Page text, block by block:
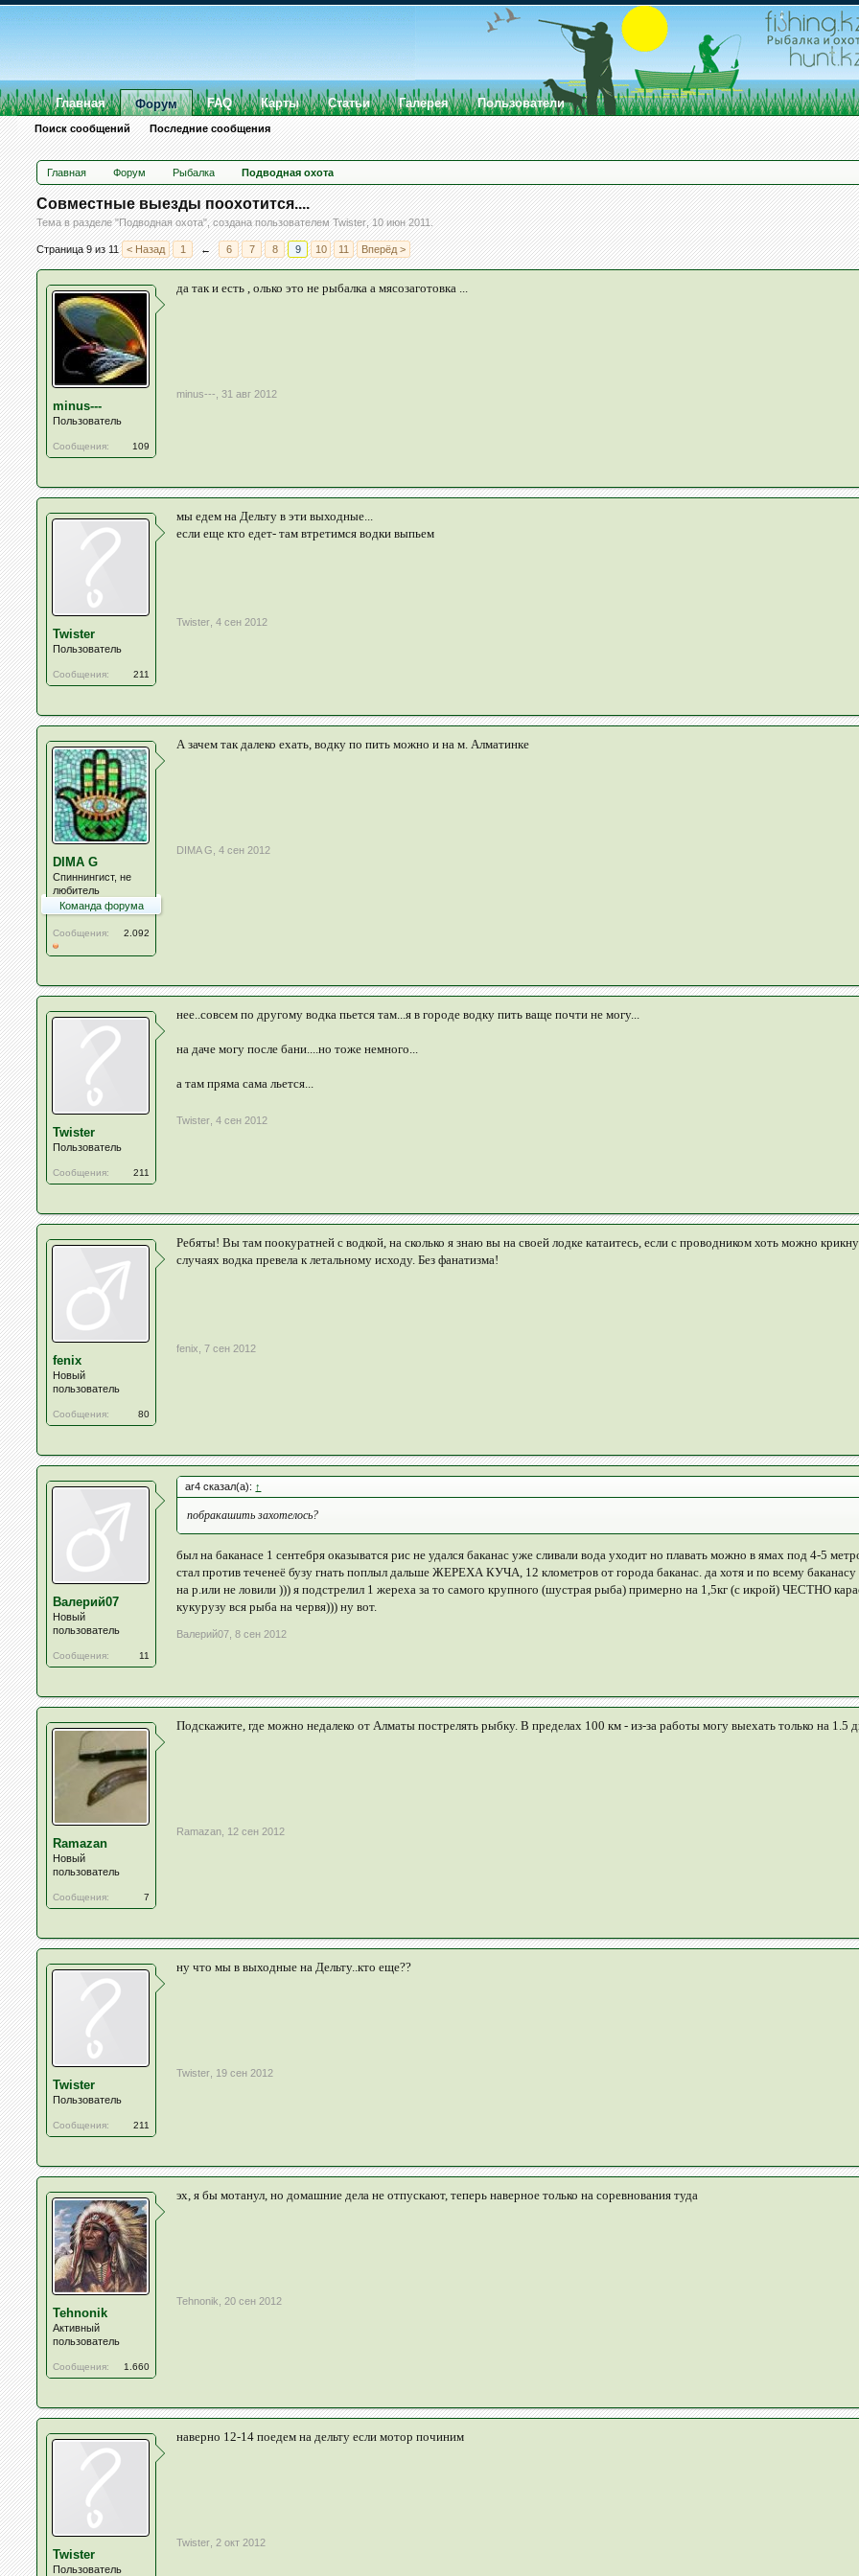
Главная Форум Рыбалка Подводная охота
Совместные выезды поохотится....
Тема в разделе "Подводная охота", создана пользователемTwister,10 июн 2011.
Страница 9 из 11 < Назад 1 ← 6 7 8 9 10 11 Вперёд >
minus---
Пользователь
Сообщения: 109
да так и есть , олько это не рыбалка а мясозаготовка ...
minus--- 31 авг 2012
Twister
Пользователь
Сообщения: 211
мы едем на Дельту в эти выходные...
если еще кто едет- там втретимся водки выпьем
Twister 4 сен 2012
DIMA G
Спиннингист, не
любитель
Команда форума
Сообщения: 2.092
А зачем так далеко ехать, водку по пить можно и на м. Алматинке
DIMA G 4 сен 2012
Twister
Пользователь
Сообщения: 211
нее..совсем по другому водка пьется там...я в городе водку пить ваще почти не могу...
на даче могу после бани....но тоже немного...
а там пряма сама льется...
Twister 4 сен 2012
fenix
Новый
пользователь
Сообщения: 80
Ребяты! Вы там поокуратней с водкой, на сколько я знаю вы на своей лодке катаитесь, если с проводником хоть можно
случаях водка превела к летальному исходу. Без фанатизма!
fenix 7 сен 2012
Валерий07
Новый
пользователь
Сообщения: 11
ar4 сказал(а): ↑
побракашить захотелось?
был на баканасе 1 сентебря оказыватся рис не удался баканас уже сливали вода уходит но плавать можно в ямах под 4-5
стал против теченеё бузу гнать поплыл дальше ЖЕРЕХА КУЧА, 12 клометров от города баканас. да хотя и по всему
на р.или не ловили ))) я подстрелил 1 жереха за то самого крупного (шустрая рыба) примерно на 1,5кг (с икрой) ЧЕСТНО
кукурузу вся рыба на червя))) ну вот.
Валерий07 8 сен 2012
Ramazan
Новый
пользователь
Сообщения: 7
Подскажите, где можно недалеко от Алматы пострелять рыбку. В пределах 100 км - из-за работы могу выехать только на 1.5
Ramazan 12 сен 2012
Twister
Пользователь
Сообщения: 211
ну что мы в выходные на Дельту..кто еще??
Twister 19 сен 2012
Tehnonik
Активный
пользователь
Сообщения: 1.660
эх, я бы мотанул, но домашние дела не отпускают, теперь наверное только на соревнования туда
Tehnonik 20 сен 2012
Twister
Пользователь
наверно 12-14 поедем на дельту если мотор починим
Twister 2 окт 2012
Главная Форум
Поиск сообщений Последние сообщения
FAQ Карты Статьи Галерея Пользователи